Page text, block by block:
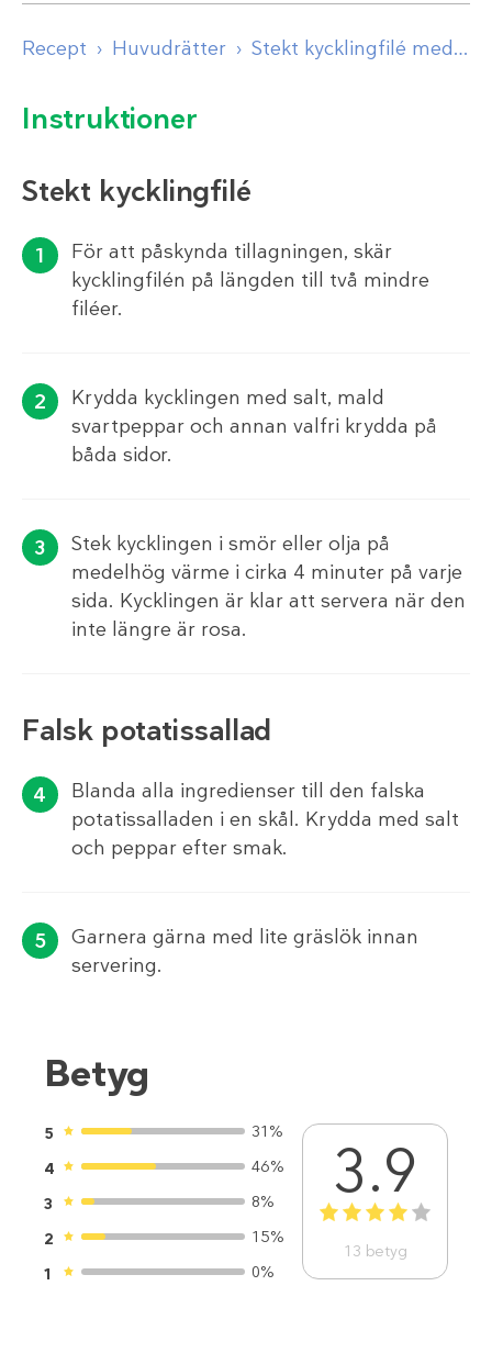
Recept Huvudrätter Stekt kycklingfilé med falsk potatissallad
Instruktioner
Stekt kycklingfilé
För att påskynda tillagningen, skär
kycklingfilén på längden till två mindre
filéer.
Krydda kycklingen med salt, mald
svartpeppar och annan valfri krydda på
båda sidor.
Stek kycklingen i smör eller olja på
medelhög värme i cirka 4 minuter på varje
sida. Kycklingen är klar att servera när den
inte längre är rosa.
Falsk potatissallad
Blanda alla ingredienser till den falska
potatissalladen i en skål. Krydda med salt
och peppar efter smak.
Garnera gärna med lite gräslök innan
servering.
Betyg
5
31%
4
46%
3
8%
2
15%
1
0%
3.9
1 2 3 4 5
13 betyg